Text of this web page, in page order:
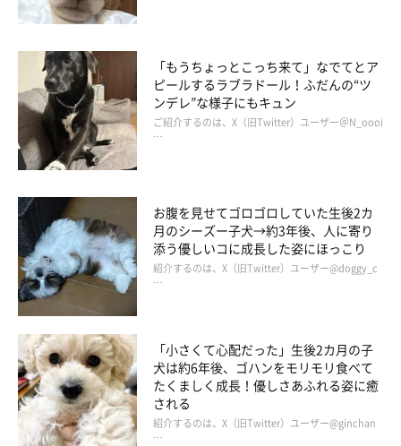
「もうちょっとこっち来て」なでてとア
ピールするラブラドール！ふだんの“ツ
ンデレ”な様子にもキュン
ご紹介するのは、X（旧Twitter）ユーザー＠N_oooi
…
お腹を見せてゴロゴロしていた生後2カ
月のシーズー子犬→約3年後、人に寄り
添う優しいコに成長した姿にほっこり
紹介するのは、X（旧Twitter）ユーザー@doggy_c
…
「小さくて心配だった」生後2カ月の子
犬は約6年後、ゴハンをモリモリ食べて
たくましく成長！優しさあふれる姿に癒
される
紹介するのは、X（旧Twitter）ユーザー@ginchan
…